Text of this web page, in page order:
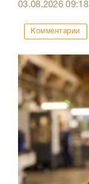
03.08.202609:18
Комментарии